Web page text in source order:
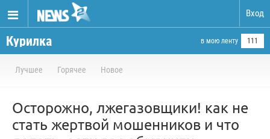
Вход
Курилка в мою ленту 111
Лучшее Горячее Новое
Осторожно, лжегазовщики! как не
стать жертвой мошенников и что